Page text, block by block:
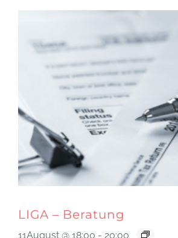
LIGA – Beratung
11August @ 18:00 - 20:00